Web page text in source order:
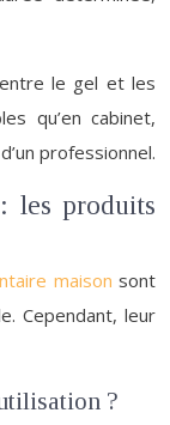
entre le gel et les
qu’en cabinet,
professionnel.
les produits
maisonsont
Cependant, leur
?